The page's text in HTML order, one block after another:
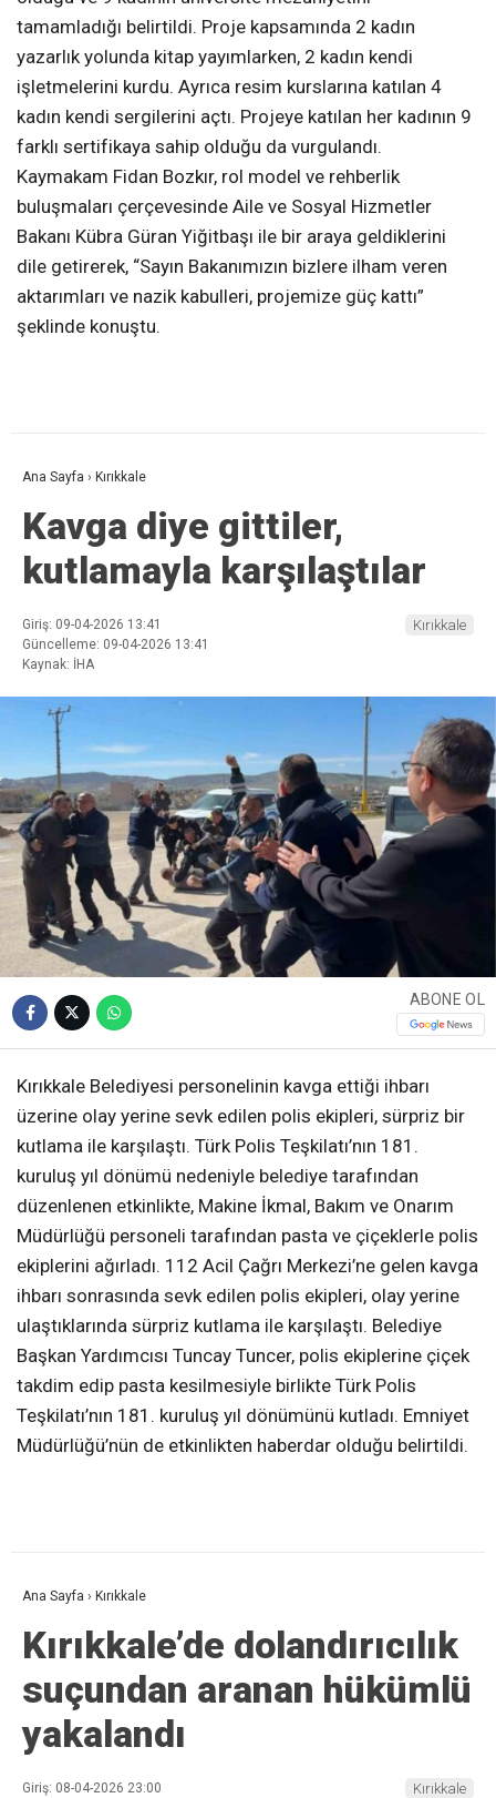
tamamladığı belirtildi. Proje kapsamında 2 kadın
yazarlık yolunda kitap yayımlarken, 2 kadın kendi
işletmelerini kurdu. Ayrıca resim kurslarına katılan 4
kadın kendi sergilerini açtı. Projeye katılan her kadının 9
farklı sertifikaya sahip olduğu da vurgulandı.
Kaymakam Fidan Bozkır, rol model ve rehberlik
buluşmaları çerçevesinde Aile ve Sosyal Hizmetler
Bakanı Kübra Güran Yiğitbaşı ile bir araya geldiklerini
dile getirerek, “Sayın Bakanımızın bizlere ilham veren
aktarımları ve nazik kabulleri, projemize güç kattı”
şeklinde konuştu.
Ana Sayfa › Kırıkkale
Kavga diye gittiler,
kutlamayla karşılaştılar
Giriş: 09-04-2026 13:41
Güncelleme: 09-04-2026 13:41
Kaynak: İHA
Kırıkkale
ABONE OL
Kırıkkale Belediyesi personelinin kavga ettiği ihbarı
üzerine olay yerine sevk edilen polis ekipleri, sürpriz bir
kutlama ile karşılaştı. Türk Polis Teşkilatı’nın 181.
kuruluş yıl dönümü nedeniyle belediye tarafından
düzenlenen etkinlikte, Makine İkmal, Bakım ve Onarım
Müdürlüğü personeli tarafından pasta ve çiçeklerle polis
ekiplerini ağırladı. 112 Acil Çağrı Merkezi’ne gelen kavga
ihbarı sonrasında sevk edilen polis ekipleri, olay yerine
ulaştıklarında sürpriz kutlama ile karşılaştı. Belediye
Başkan Yardımcısı Tuncay Tuncer, polis ekiplerine çiçek
takdim edip pasta kesilmesiyle birlikte Türk Polis
Teşkilatı’nın 181. kuruluş yıl dönümünü kutladı. Emniyet
Müdürlüğü’nün de etkinlikten haberdar olduğu belirtildi.
Ana Sayfa › Kırıkkale
Kırıkkale’de dolandırıcılık
suçundan aranan hükümlü
yakalandı
Giriş: 08-04-2026 23:00
Kırıkkale